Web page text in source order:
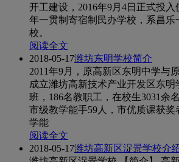
开工建设，2016年9月4日正式投
年一贯制寄宿制民办学校，系昌乐
校。
阅读全文
2018-05-17潍坊东明学校简介
2011年9月，原高新区东明中学与
成立潍坊高新技术产业开发区东明
班，186名教职工，在校生3031余
市级教学能手59人，市优质课获
学能
阅读全文
2018-05-17潍坊高新区浞景学校介